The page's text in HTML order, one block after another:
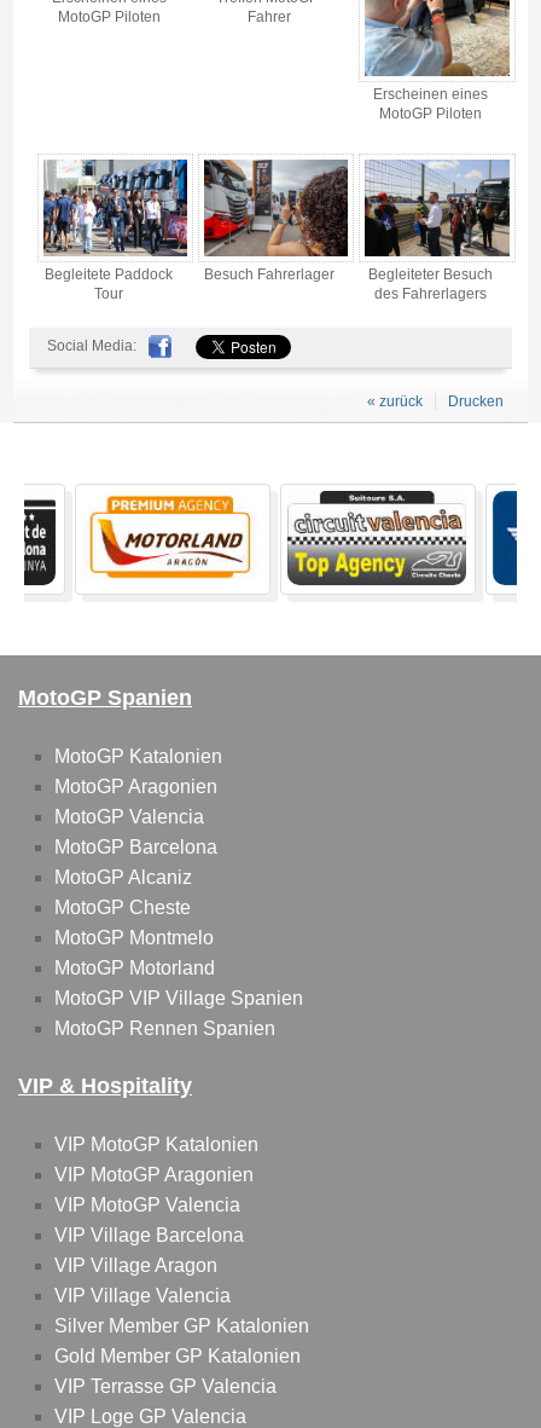
MotoGP Piloten
Fahrer
Erscheinen eines
MotoGP Piloten
Begleitete Paddock
Tour
Besuch Fahrerlager
Begleiteter Besuch
des Fahrerlagers
Social Media:
Drucken
« zurück
MotoGP Spanien
MotoGP Katalonien
MotoGP Aragonien
MotoGP Valencia
MotoGP Barcelona
MotoGP Alcaniz
MotoGP Cheste
MotoGP Montmelo
MotoGP Motorland
MotoGP VIP Village Spanien
MotoGP Rennen Spanien
VIP & Hospitality
VIP MotoGP Katalonien
VIP MotoGP Aragonien
VIP MotoGP Valencia
VIP Village Barcelona
VIP Village Aragon
VIP Village Valencia
Silver Member GP Katalonien
Gold Member GP Katalonien
VIP Terrasse GP Valencia
VIP Loge GP Valencia